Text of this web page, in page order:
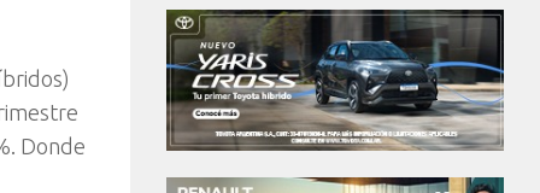
Donde